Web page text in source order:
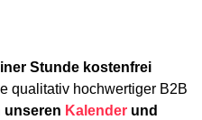
Stunde kostenfrei
qualitativ hochwertiger B2B
unseren Kalender und